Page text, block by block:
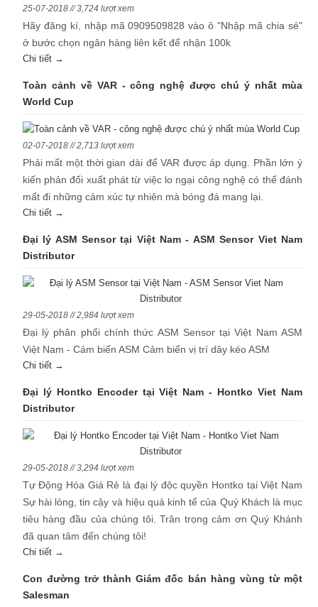
25-07-2018 // 3,724 lượt xem
Hãy đăng kí, nhập mã 0909509828 vào ô "Nhập mã chia sẻ"
ở bước chọn ngân hàng liên kết để nhận 100k
Chi tiết →
Toàn cảnh về VAR - công nghệ được chú ý nhất mùa
World Cup
02-07-2018 // 2,713 lượt xem
Phải mất một thời gian dài để VAR được áp dụng. Phần lớn ý
kiến phản đối xuất phát từ việc lo ngại công nghệ có thể đánh
mất đi những cảm xúc tự nhiên mà bóng đá mang lại.
Chi tiết →
Đại lý ASM Sensor tại Việt Nam - ASM Sensor Viet Nam
Distributor
29-05-2018 // 2,984 lượt xem
Đại lý phân phối chính thức ASM Sensor tại Việt Nam ASM
Việt Nam - Cảm biến ASM Cảm biến vị trí dây kéo ASM
Chi tiết →
Đại lý Hontko Encoder tại Việt Nam - Hontko Viet Nam
Distributor
29-05-2018 // 3,294 lượt xem
Tự Động Hóa Giá Rẻ là đại lý độc quyền Hontko tại Việt Nam
Sự hài lòng, tin cậy và hiệu quả kinh tế của Quý Khách là mục
tiêu hàng đầu của chúng tôi. Trân trọng cảm ơn Quý Khánh
đã quan tâm đến chúng tôi!
Chi tiết →
Con đường trở thành Giám đốc bán hàng vùng từ một
Salesman